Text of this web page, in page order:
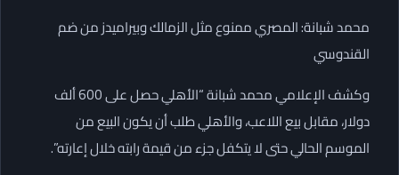
محمد شبانة: المصري ممنوع مثل الزمالك وبيراميدز من ضم
القندوسي
وكشف الإعلامي محمد شبانة “الأهلي حصل على 600 ألف
دولار، مقابل بيع اللاعب، والأهلي طلب أن يكون البيع من
الموسم الحالي حتى لا يتكفل جزء من قيمة رابته خلال إعارته”.